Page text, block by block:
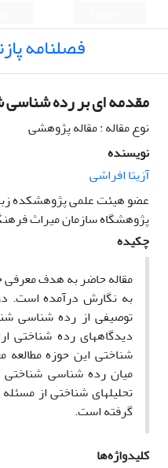
فصلنامه
مقدمه ای بر رده
نوع مقاله : مقاله پژوهشی
نویسنده
آزیتا افراشی
عضو هیئت علمی پژوهشکده
پژوهشگاه سازمان میراث
چکیده
مقاله حاضر به هدف
به نگارش درآمده
توصیفی از رده شناسی
دیدگاههای رده شناختی
شناختی این حوزه مطالعه
میان رده شناسی شناختی
تحلیلهای شناختی از
گرفته است.
کلیدواژه‌ها